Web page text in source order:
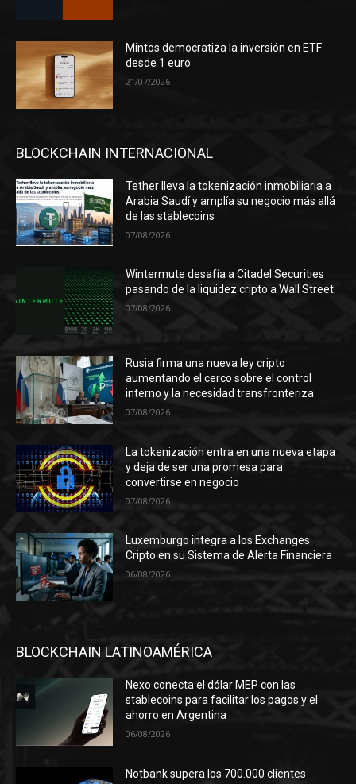
Mintos democratiza la inversión en ETF
desde 1 euro
21/07/2026
BLOCKCHAIN INTERNACIONAL
Tether lleva la tokenización inmobiliaria a
Arabia Saudí y amplía su negocio más allá
de las stablecoins
07/08/2026
Wintermute desafía a Citadel Securities
pasando de la liquidez cripto a Wall Street
07/08/2026
Rusia firma una nueva ley cripto
aumentando el cerco sobre el control
interno y la necesidad transfronteriza
07/08/2026
La tokenización entra en una nueva etapa
y deja de ser una promesa para
convertirse en negocio
07/08/2026
Luxemburgo integra a los Exchanges
Cripto en su Sistema de Alerta Financiera
06/08/2026
BLOCKCHAIN LATINOAMÉRICA
Nexo conecta el dólar MEP con las
stablecoins para facilitar los pagos y el
ahorro en Argentina
06/08/2026
Notbank supera los 700.000 clientes